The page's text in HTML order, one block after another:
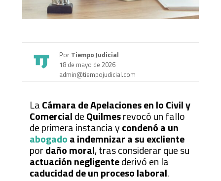
PorTiempo Judicial
18 de mayo de 2026
admin@tiempojudicial.com
LaCámara de Apelaciones en lo Civil y
ComercialdeQuilmesrevocó un fallo
de primera instancia ycondenó a un
abogadoa indemnizar a su excliente
pordaño moral, tras considerar que su
actuación negligentederivó en la
caducidad de un proceso laboral.